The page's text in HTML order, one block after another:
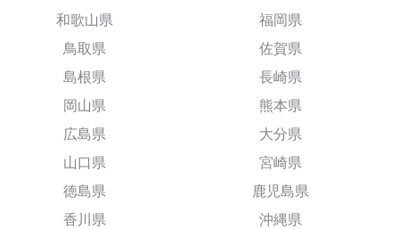
和歌山県
鳥取県
島根県
岡山県
広島県
山口県
徳島県
香川県
福岡県
佐賀県
長崎県
熊本県
大分県
宮崎県
鹿児島県
沖縄県